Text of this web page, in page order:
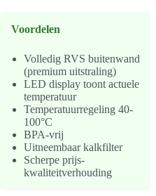
Voordelen
Volledig RVS buitenwand
(premium uitstraling)
LED display toont actuele
temperatuur
Temperatuurregeling 40-
100°C
BPA-vrij
Uitneembaar kalkfilter
Scherpe prijs-
kwaliteitverhouding